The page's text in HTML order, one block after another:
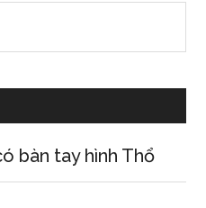
bàn tay hình Thổ